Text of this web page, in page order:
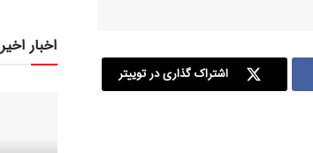
اشتراک گذاری در توییتر
اخبار اخیر